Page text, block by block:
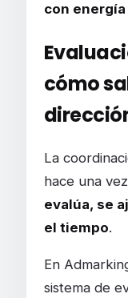
con
cómo
La
hace una
evalúa, se
el tiempo.
En
sistema de